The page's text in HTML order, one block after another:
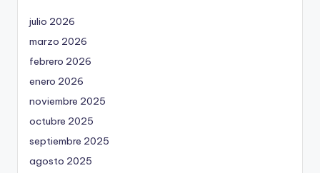
julio 2026
marzo 2026
febrero 2026
enero 2026
noviembre 2025
octubre 2025
septiembre 2025
agosto 2025